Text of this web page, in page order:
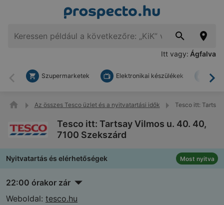
Itt vagy: Ágfalva
Vissza
Szupermarketek Elektronikai készülékek
Az összes Tesco üzlet és a nyitvatartási idők Tesco itt:
Tesco itt: Tartsay Vilmos u. 40. 40,
7100 Szekszárd
Nyitvatartás és elérhetőségek Most nyitva
22:00 órakor zár
Weboldal: tesco.hu